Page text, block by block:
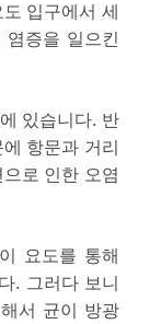
입구에서 세
증을 일으킨
있습니다. 반
항문과 거리
로 인한 오염
요도를 통해
. 그러다 보니
서 균이 방광